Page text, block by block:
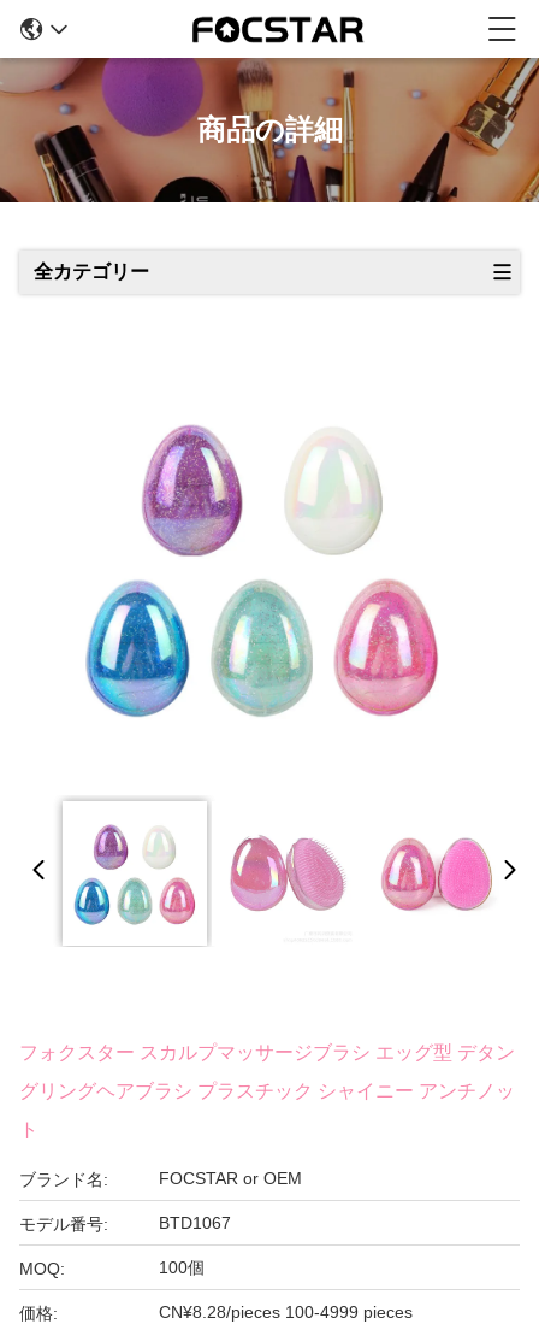
商品の詳細
全カテゴリー
フォクスター スカルプマッサージブラシ エッグ型 デタン
グリングヘアブラシ プラスチック シャイニー アンチノッ
ト
ブランド名: FOCSTAR or OEM
モデル番号: BTD1067
MOQ: 100個
価格: CN¥8.28/pieces 100-4999 pieces